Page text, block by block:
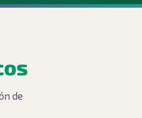
de